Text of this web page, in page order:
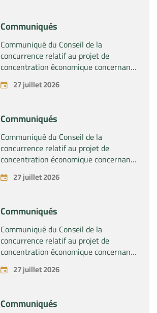
Communiqués
Communiqué du Conseil de la
concurrence relatif au projet de
concentration économique concernant
la prise du contrôle exclusif par la
société « Substipharm SAS » des actifs
pharmaceutiques « Rilutek » et «
Sabril » détenus par la société « Sanofi
SA »
27 juillet 2026
Communiqués
Communiqué du Conseil de la
concurrence relatif au projet de
concentration économique concernant
la prise du contrôle exclusif par la
société « Plastika Kritis SA » de la
27 juillet 2026
Communiqués
Communiqué du Conseil de la
concurrence relatif au projet de
concentration économique concernant
la prise par la société « Fives SAS » du
contrôle exclusif de la société « Aries
27 juillet 2026
Communiqués